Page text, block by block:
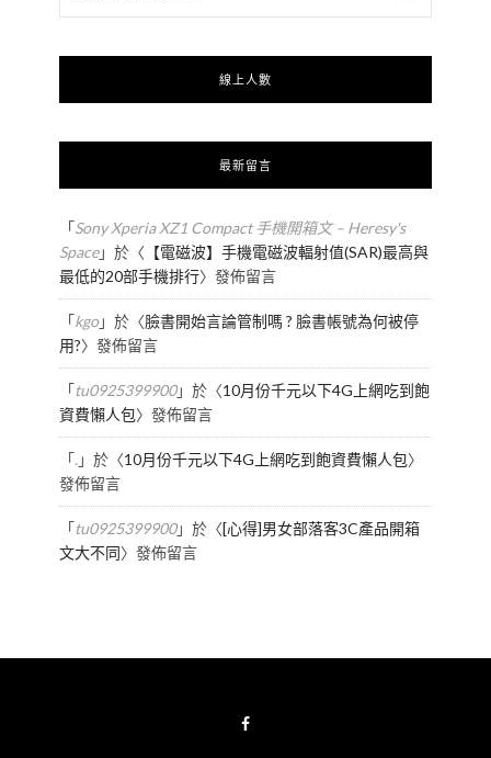
線上人數
最新留言
「Sony Xperia XZ1 Compact 手機開箱文 – Heresy's
Space」於〈 【電磁波】手機電磁波輻射值(SAR)最高與
最低的20部手機排行〉發佈留言
「kgo」於〈臉書開始言論管制嗎 ? 臉書帳號為何被停
用?〉發佈留言
「tu0925399900」於〈10月份千元以下4G上網吃到飽
資費懶人包〉發佈留言
「.」於〈10月份千元以下4G上網吃到飽資費懶人包〉
發佈留言
「tu0925399900」於〈[心得]男女部落客3C產品開箱
文大不同〉發佈留言